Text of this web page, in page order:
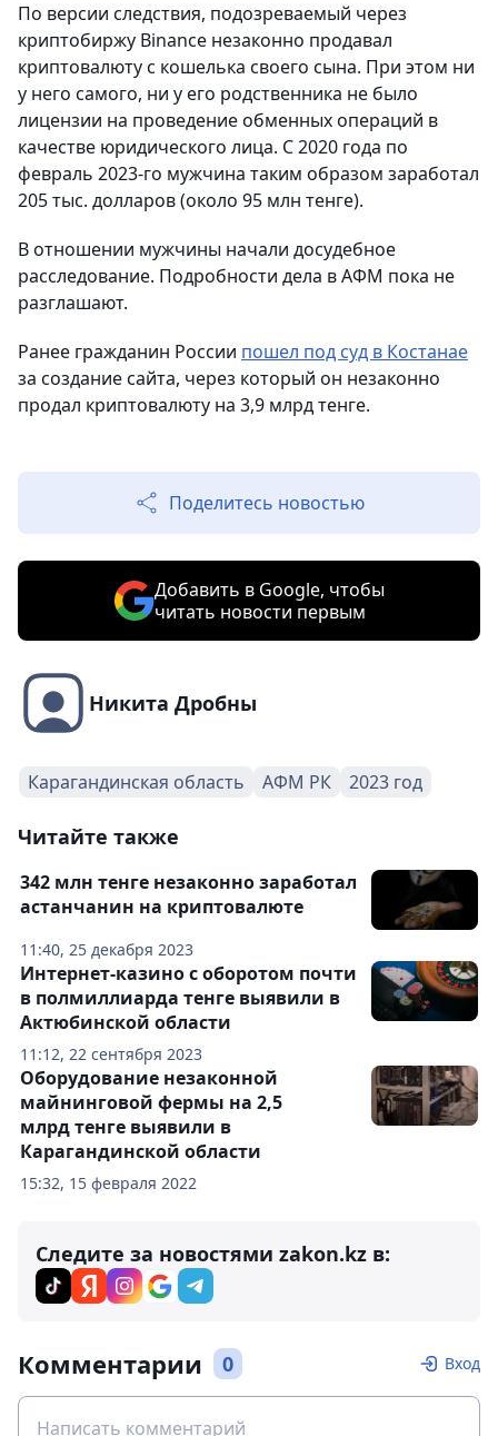
По версии следствия, подозреваемый через
криптобиржу Binance незаконно продавал
криптовалюту с кошелька своего сына. При этом ни
у него самого, ни у его родственника не было
лицензии на проведение обменных операций в
качестве юридического лица. С 2020 года по
февраль 2023-го мужчина таким образом заработал
205 тыс. долларов (около 95 млн тенге).
В отношении мужчины начали досудебное
расследование. Подробности дела в АФМ пока не
разглашают.
Ранее гражданин России пошел под суд в Костанае
за создание сайта, через который он незаконно
продал криптовалюту на 3,9 млрд тенге.
Поделитесь новостью
Добавить в Google, чтобы
читать новости первым
Никита Дробны
Карагандинская область АФМ РК 2023 год
Читайте также
11:40, 25 декабря 2023
342 млн тенге незаконно заработал
астанчанин на криптовалюте
11:12, 22 сентября 2023
Интернет-казино с оборотом почти
в полмиллиарда тенге выявили в
Актюбинской области
15:32, 15 февраля 2022
Оборудование незаконной
майнинговой фермы на 2,5
млрд тенге выявили в
Карагандинской области
Следите за новостями zakon.kz в:
Комментарии 0 Вход